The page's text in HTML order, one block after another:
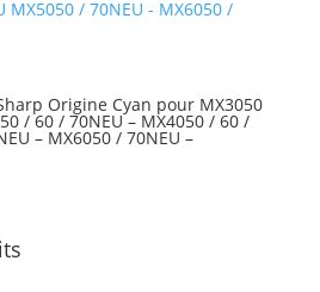
Origine Cyan pour MX3050
/ 60 / 70NEU – MX4050 / 60 /
– MX6050 / 70NEU –